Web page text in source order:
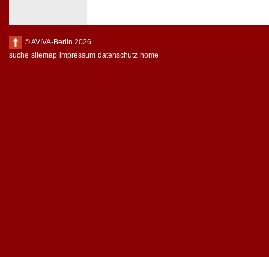
© AVIVA-Berlin 2026
suche sitemap impressum datenschutz home